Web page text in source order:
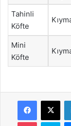
Tahinli
Köfte
Mini
Köfte
Facebook
X
Pocket